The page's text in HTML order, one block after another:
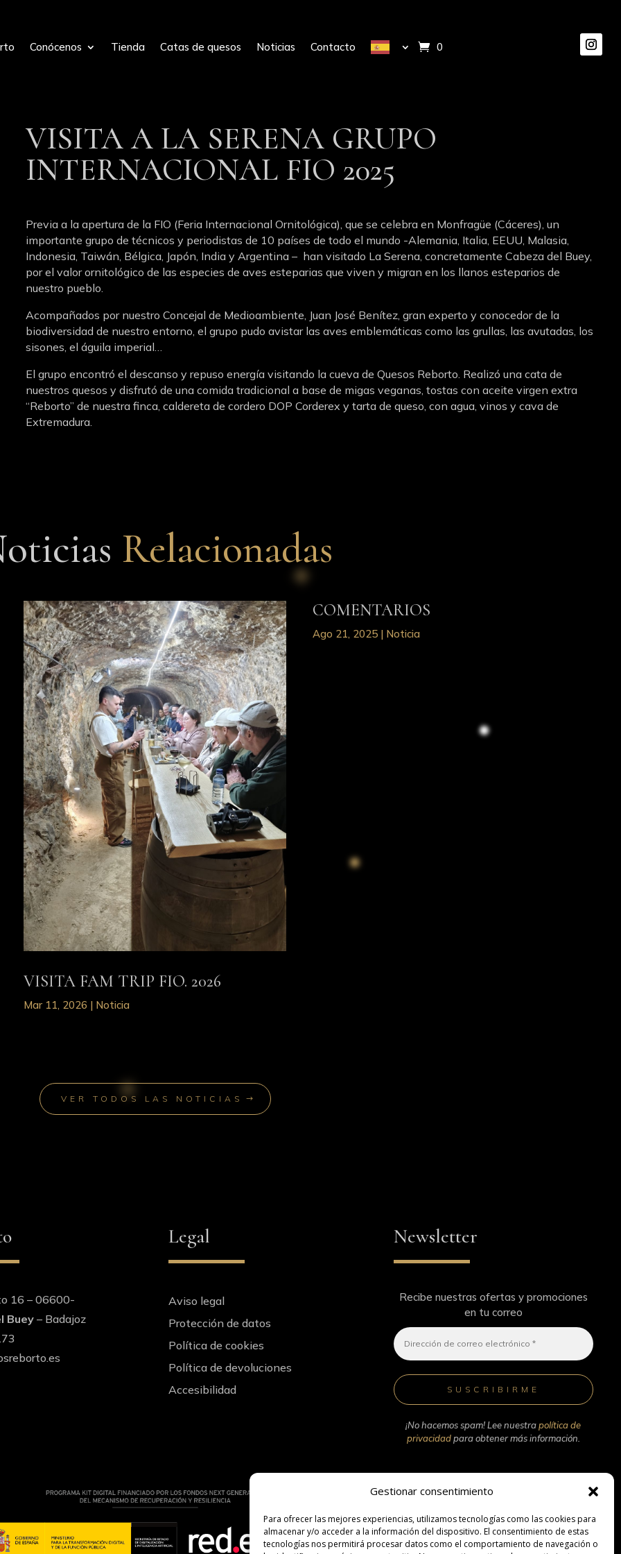
Gestionar consentimiento
Para ofrecer las mejores experiencias, utilizamos tecnologías como las cookies para
almacenar y/o acceder a la información del dispositivo. El consentimiento de estas
tecnologías nos permitirá procesar datos como el comportamiento de navegación o
Conócenos Tienda Catas de quesos Noticias Contacto 0 elementos
VISITA A LA SERENA GRUPO
INTERNACIONAL FIO 2025
Previa a la apertura de la FIO (Feria Internacional Ornitológica), que se celebra en Monfragüe (Cáceres), un
importante grupo de técnicos y periodistas de 10 países de todo el mundo -Alemania, Italia, EEUU, Malasia,
Indonesia, Taiwán, Bélgica, Japón, India y Argentina – han visitado La Serena, concretamente Cabeza del Buey,
por el valor ornitológico de las especies de aves esteparias que viven y migran en los llanos esteparios de
nuestro pueblo.
Acompañados por nuestro Concejal de Medioambiente, Juan José Benítez, gran experto y conocedor de la
biodiversidad de nuestro entorno, el grupo pudo avistar las aves emblemáticas como las grullas, las avutadas, los
sisones, el águila imperial…
El grupo encontró el descanso y repuso energía visitando la cueva de Quesos Reborto. Realizó una cata de
nuestros quesos y disfrutó de una comida tradicional a base de migas veganas, tostas con aceite virgen extra
“Reborto” de nuestra finca, caldereta de cordero DOP Corderex y tarta de queso, con agua, vinos y cava de
Extremadura.
Relacionadas
VISITA FAM TRIP FIO. 2026
Mar 11, 2026 | Noticia
COMENTARIOS
Ago 21, 2025 | Noticia
VER TODOS LAS NOTICIAS
16 – 06600-
Buey– Badajoz
Legal
Aviso legal
Protección de datos
Política de cookies
Política de devoluciones
Accesibilidad
Newsletter
Recibe nuestras ofertas y promociones
en tu correo
¡No hacemos spam! Lee nuestrapolítica de
privacidadpara obtener más información.